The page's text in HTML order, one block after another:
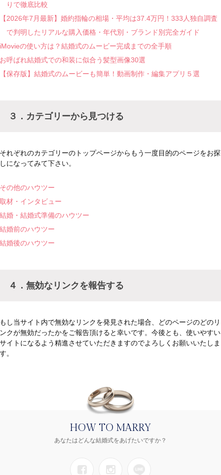
りで徹底比較
【2026年7月最新】婚約指輪の相場・平均は37.4万円！333人独自調査
で判明したリアルな購入価格・年代別・ブランド別完全ガイド
iMovieの使い方は？結婚式のムービー完成までの全手順
お呼ばれ結婚式での和装に似合う髪型画像30選
【保存版】結婚式のムービーも簡単！動画制作・編集アプリ５選
３．カテゴリーから見つける
それぞれのカテゴリーのトップページからもう一度目的のページをお探
しになってみて下さい。
その他のハウツー
取材・インタビュー
結婚・結婚式準備のハウツー
結婚前のハウツー
結婚後のハウツー
４．無効なリンクを報告する
もし当サイト内で無効なリンクを発見された場合、どのページのどのリ
ンクが無効だったかをご報告頂けると幸いです。今後とも、使いやすい
サイトになるよう精進させていただきますのでよろしくお願いいたしま
す。
HOW TO MARRY
あなたはどんな結婚式をあげたいですか？